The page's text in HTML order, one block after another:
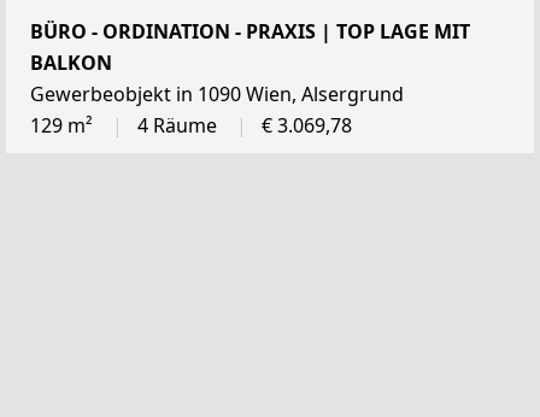
BÜRO - ORDINATION - PRAXIS | TOP LAGE MIT
BALKON
Gewerbeobjekt in 1090 Wien, Alsergrund
129 m²
4 Räume € 3.069,78